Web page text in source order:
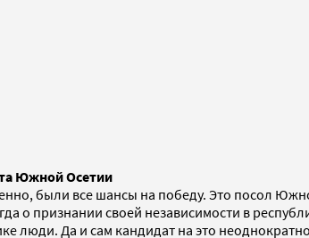
Южной Осетии
были все шансы на победу. Это посол
признании своей независимости в
люди. Да и сам кандидат на это